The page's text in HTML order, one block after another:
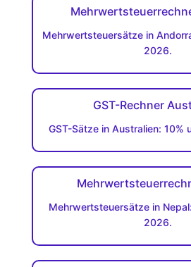
Mehrwertsteuersätze in
2026.
GST-Rechner
GST-Sätze in Australien: 10%
Mehrwertsteuersätze in
2026.